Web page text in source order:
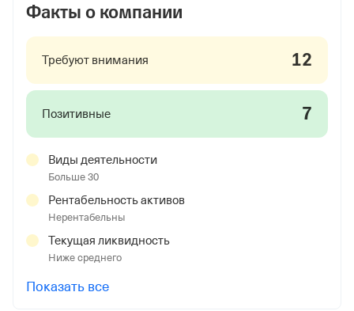
Факты о компании
Требуют внимания 12
Позитивные 7
Виды деятельности
Больше 30
Рентабельность активов
Нерентабельны
Текущая ликвидность
Ниже среднего
Показать все